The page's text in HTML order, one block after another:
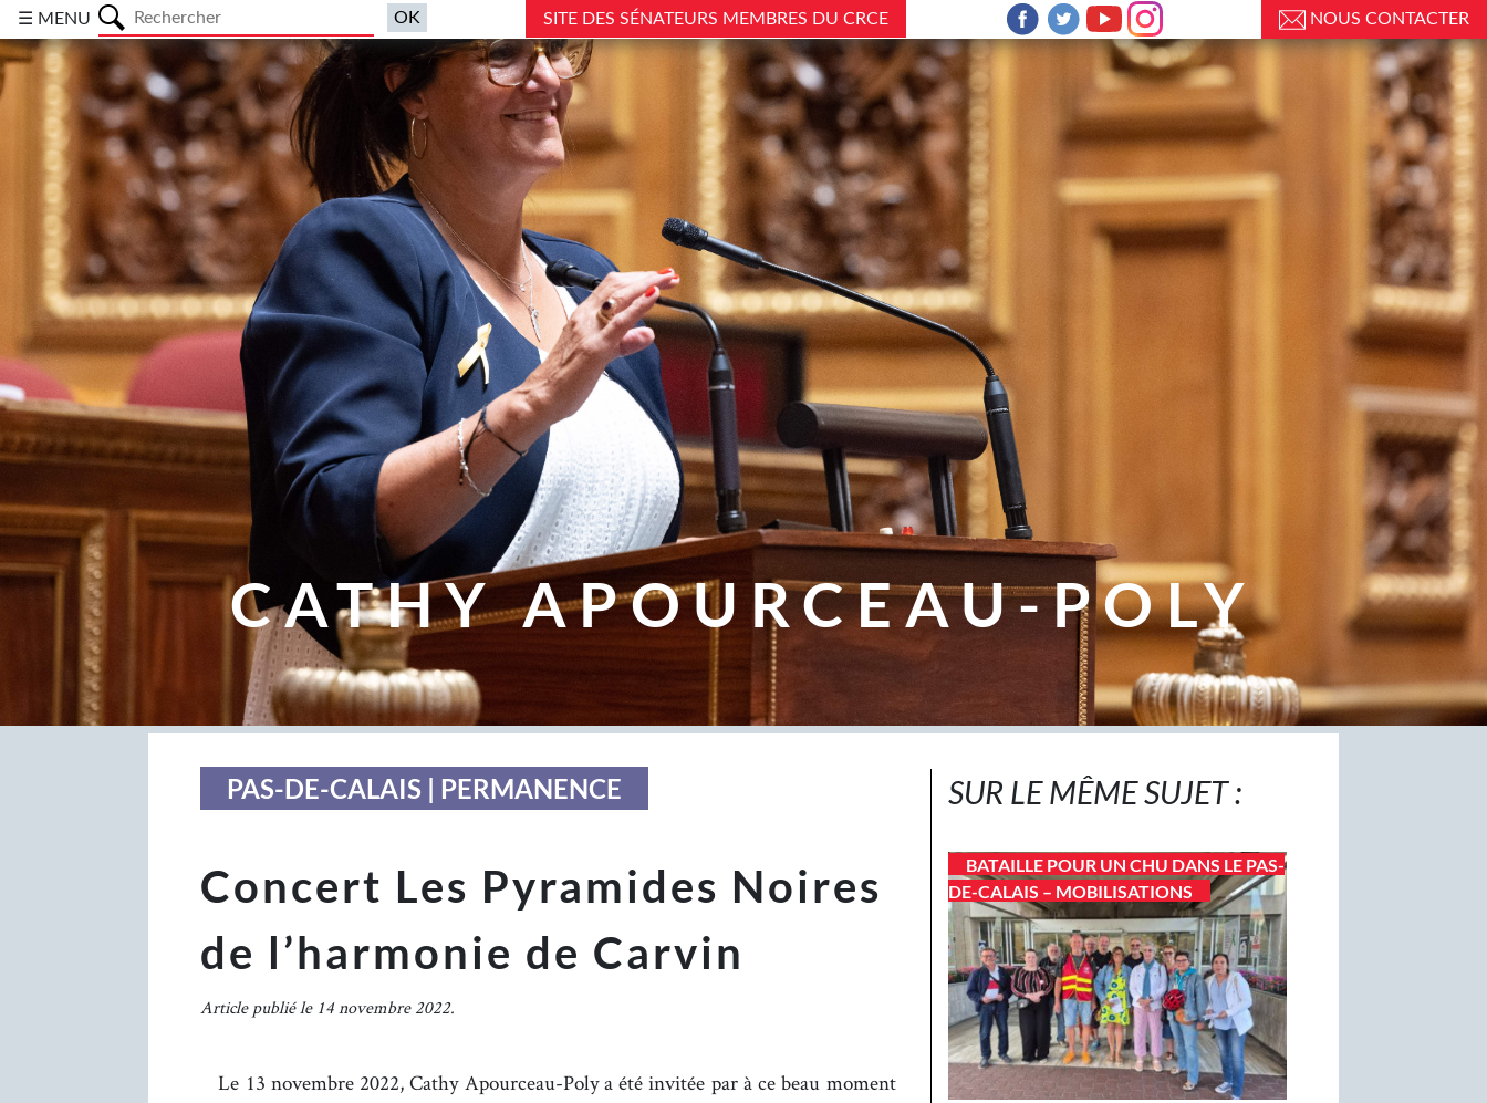
☰ MENU SITE DES SÉNATEURS MEMBRES DU CRCE NOUS CONTACTER
CATHY APOURCEAU-POLY
PAS-DE-CALAIS | PERMANENCE
Concert Les Pyramides Noires
de l’harmonie de Carvin
Article publié le 14 novembre 2022.
Le 13 novembre 2022, Cathy Apourceau-Poly a été invitée par à ce beau moment
SUR LE MÊME SUJET :
BATAILLE POUR UN CHU DANS LE PAS-
DE-CALAIS – MOBILISATIONS